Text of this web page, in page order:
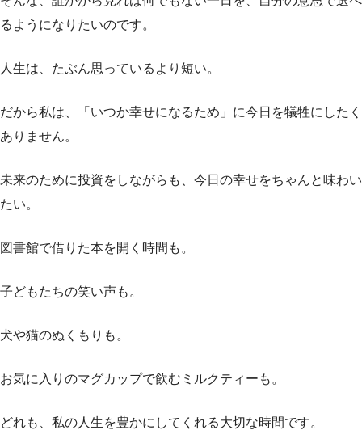
るようになりたいのです。
人生は、たぶん思っているより短い。
だから私は、「いつか幸せになるため」に今日を犠牲にしたく
ありません。
未来のために投資をしながらも、今日の幸せをちゃんと味わい
たい。
図書館で借りた本を開く時間も。
子どもたちの笑い声も。
犬や猫のぬくもりも。
お気に入りのマグカップで飲むミルクティーも。
どれも、私の人生を豊かにしてくれる大切な時間です。